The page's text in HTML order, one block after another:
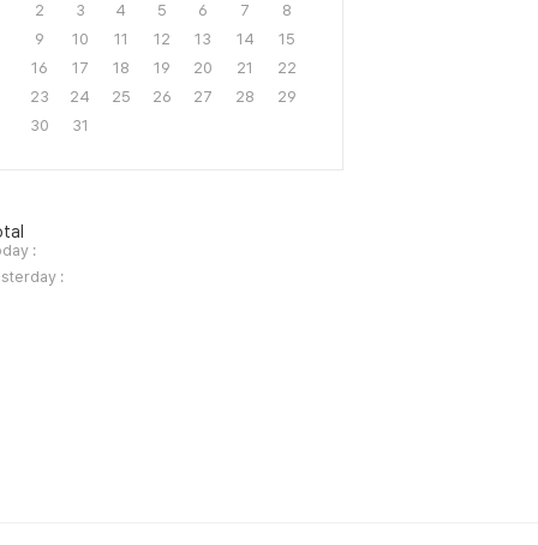
2
3 4 5 6 7
8
9
10 11 12 13 14
15
16
17 18 19 20 21
22
23
24 25 26 27 28
29
30
31
:
: